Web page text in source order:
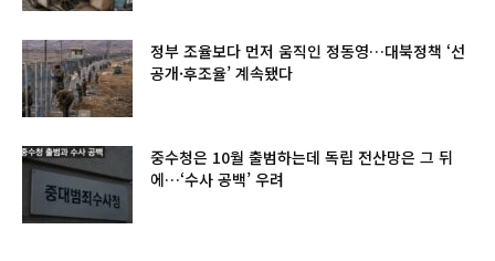
정부 조율보다 먼저 움직인 정동영…대북정책 ‘선
공개·후조율’ 계속됐다
중수청은 10월 출범하는데 독립 전산망은 그 뒤
에…‘수사 공백’ 우려